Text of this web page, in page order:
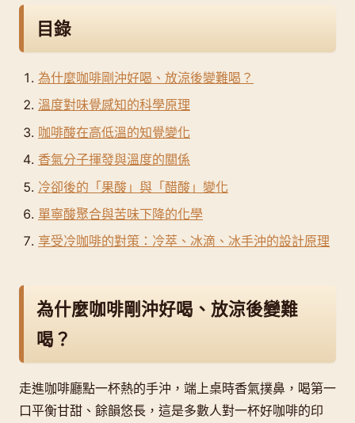
目錄
為什麼咖啡剛沖好喝、放涼後變難喝？
溫度對味覺感知的科學原理
咖啡酸在高低溫的知覺變化
香氣分子揮發與溫度的關係
冷卻後的「果酸」與「醋酸」變化
單寧酸聚合與苦味下降的化學
享受冷咖啡的對策：冷萃、冰滴、冰手沖的設計原理
為什麼咖啡剛沖好喝、放涼後變難
喝？
走進咖啡廳點一杯熱的手沖，端上桌時香氣撲鼻，喝第一
口平衡甘甜、餘韻悠長，這是多數人對一杯好咖啡的印